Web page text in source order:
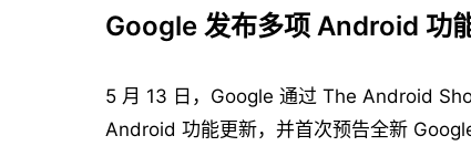
Google 发布多项 Android 功
5 月 13 日，Google 通过 The Android
Android 功能更新，并首次预告全新